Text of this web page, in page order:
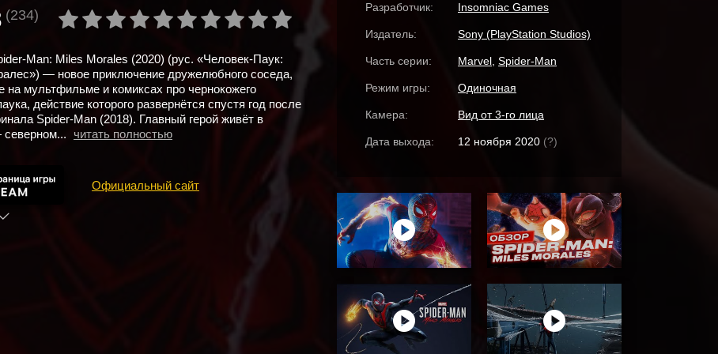
(234)
Man: Miles Morales (2020) (рус. «Человек-Паук:
— новое приключение дружелюбного соседа,
на мультфильме и комиксах про чернокожего
действие которого развернётся спустя год после
Spider-Man (2018). Главный герой живёт в
читать полностью
Официальный сайт
Разработчик: Insomniac Games
Издатель: Sony (PlayStation Studios)
Часть серии: Marvel Spider-Man
Режим игры: Одиночная
Камера: Вид от 3-го лица
Дата выхода: 12 ноября 2020 (?)